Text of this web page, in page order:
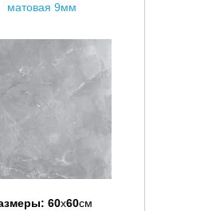
матовая 9мм
60x60см